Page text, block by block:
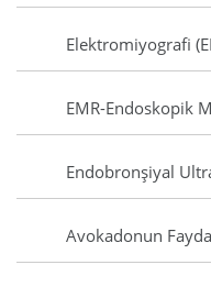
Elektromiyografi
EMR-Endoskopik
Endobronşiyal
Avokadonun